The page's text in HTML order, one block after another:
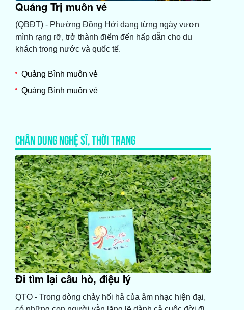
Quảng Trị muôn vẻ
(QBĐT) - Phường Đồng Hới đang từng ngày vươn
mình rạng rỡ, trở thành điểm đến hấp dẫn cho du
khách trong nước và quốc tế.
Quảng Bình muôn vẻ
Quảng Bình muôn vẻ
CHÂN DUNG NGHỆ SĨ, THỜI TRANG
Đi tìm lại câu hò, điệu lý
QTO - Trong dòng chảy hối hả của âm nhạc hiện đại,